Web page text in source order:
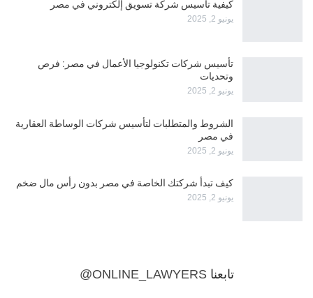
كيفية تأسيس شركة تسويق إلكتروني في مصر
يونيو 2, 2025
تأسيس شركات تكنولوجيا الأعمال في مصر: فرص
وتحديات
يونيو 2, 2025
الشروط والمتطلبات لتأسيس شركات الوساطة العقارية
في مصر
يونيو 2, 2025
كيف تبدأ شركتك الخاصة في مصر بدون رأس مال ضخم
يونيو 2, 2025
تابعنا@ONLINE_LAWYERS